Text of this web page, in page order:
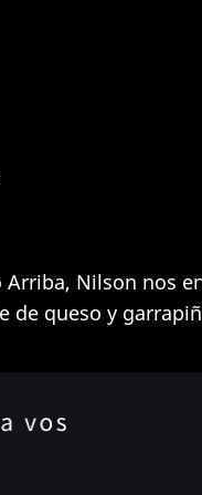
Arriba, Nilson nos
de queso y